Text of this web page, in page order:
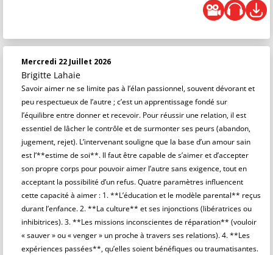
Mercredi 22 Juillet 2026
Brigitte Lahaie
Savoir aimer ne se limite pas à l’élan passionnel, souvent dévorant et
peu respectueux de l’autre ; c’est un apprentissage fondé sur
l’équilibre entre donner et recevoir. Pour réussir une relation, il est
essentiel de lâcher le contrôle et de surmonter ses peurs (abandon,
jugement, rejet). L’intervenant souligne que la base d’un amour sain
est l’**estime de soi**. Il faut être capable de s’aimer et d’accepter
son propre corps pour pouvoir aimer l’autre sans exigence, tout en
acceptant la possibilité d’un refus. Quatre paramètres influencent
cette capacité à aimer : 1. **L’éducation et le modèle parental** reçus
durant l’enfance. 2. **La culture** et ses injonctions (libératrices ou
inhibitrices). 3. **Les missions inconscientes de réparation** (vouloir
« sauver » ou « venger » un proche à travers ses relations). 4. **Les
expériences passées**, qu’elles soient bénéfiques ou traumatisantes.